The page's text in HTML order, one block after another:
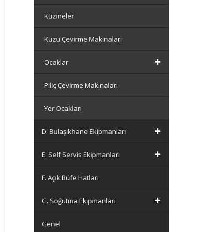
Kuzineler
Kuzu Çevirme Makinaları
Ocaklar
Piliç Çevirme Makinaları
Yer Ocakları
D. Bulaşıkhane Ekipmanları
E. Self Servis Ekipmanları
F. Açık Büfe Hatları
G. Soğutma Ekipmanları
Genel